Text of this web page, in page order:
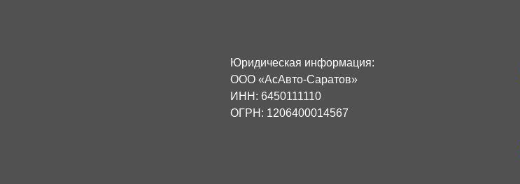
Юридическая информация:
ООО «АсАвто-Саратов»
ИНН: 6450111110
ОГРН: 1206400014567